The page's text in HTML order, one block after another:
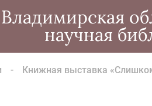
Владимирская
научная
Книжная выставка